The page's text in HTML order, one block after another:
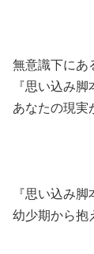
無意識下にあ
『思い込み
あなたの現実
『思い込み脚
幼少期から抱